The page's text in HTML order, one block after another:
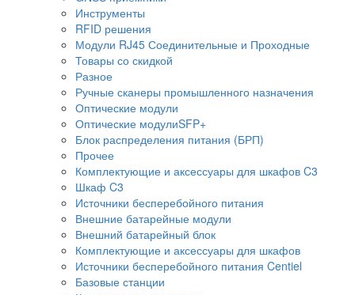
Инструменты
RFID решения
Модули RJ45 Соединительные и Проходные
Товары со скидкой
Разное
Ручные сканеры промышленного назначения
Оптические модули
Оптические модулиSFP+
Блок распределения питания (БРП)
Прочее
Комплектующие и аксессуары для шкафов C3
Шкаф C3
Источники бесперебойного питания
Внешние батарейные модули
Внешний батарейный блок
Комплектующие и аксессуары для шкафов
Источники бесперебойного питания Centiel
Базовые станции